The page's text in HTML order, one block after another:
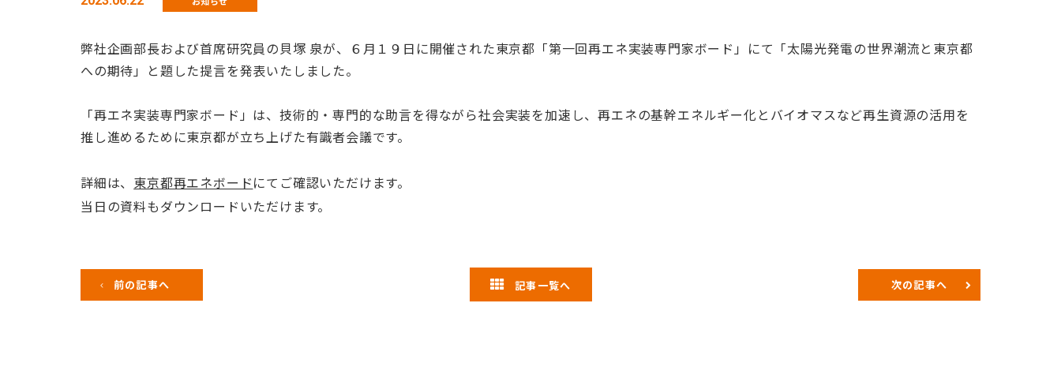
弊社企画部長および首席研究員の貝塚 泉が、６月１９日に開催された東京都「第一回再エネ実装専門家ボード」にて「太陽光発電の世界潮流と東京都
への期待」と題した提言を発表いたしました。
「再エネ実装専門家ボード」は、技術的・専門的な助言を得ながら社会実装を加速し、再エネの基幹エネルギー化とバイオマスなど再生資源の活用を
推し進めるために東京都が立ち上げた有識者会議です。
詳細は、 東京都再エネボードにてご確認いただけます。
当日の資料もダウンロードいただけます。
前の記事へ 記事一覧へ 次の記事へ